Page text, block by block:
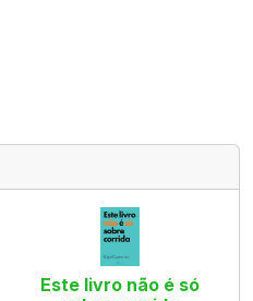
Este livro não é só